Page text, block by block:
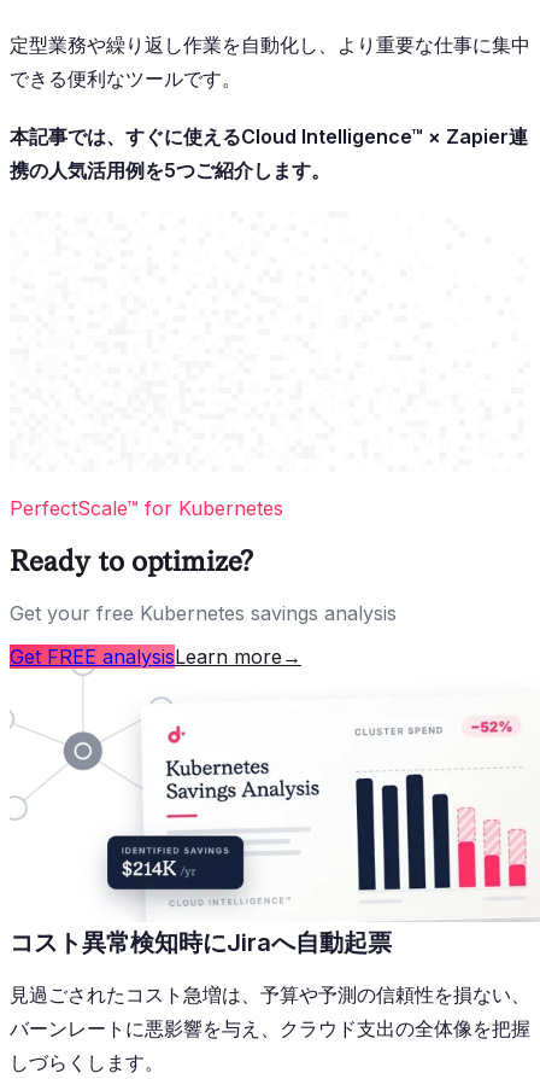
定型業務や繰り返し作業を自動化し、より重要な仕事に集中
できる便利なツールです。
本記事では、すぐに使えるCloud Intelligence™ × Zapier連
携の人気活用例を5つご紹介します。
PerfectScale™ for Kubernetes
Ready to optimize?
Get your free Kubernetes savings analysis
Get FREE analysisLearn more →
コスト異常検知時にJiraへ自動起票
見過ごされたコスト急増は、予算や予測の信頼性を損ない、
バーンレートに悪影響を与え、クラウド支出の全体像を把握
しづらくします。